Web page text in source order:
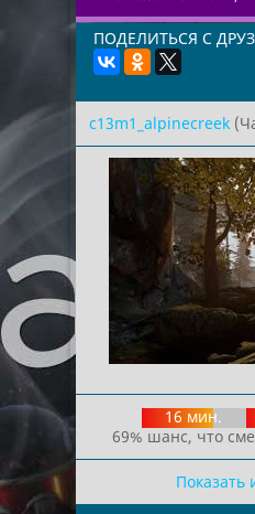
ПОДЕЛИТЬСЯ С
c13m1_alpinecreek
16 мин.
69% шанс, что
Показать